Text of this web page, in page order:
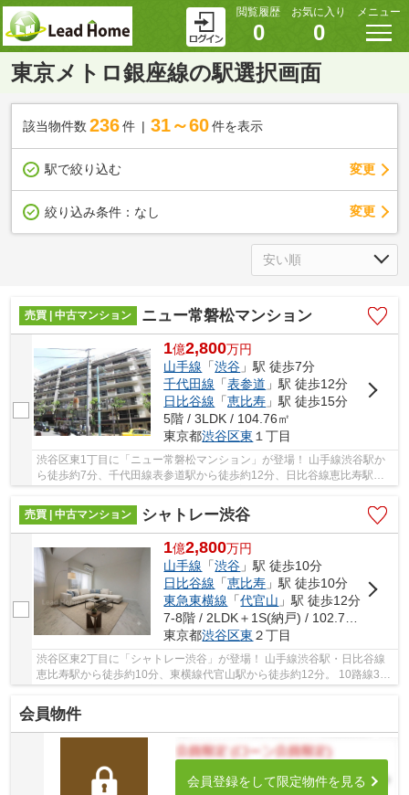
閲覧履歴
0
お気に入り
0
メニュー
東京メトロ銀座線の駅選択画面
該当物件数 236件 31～60 件を表示
駅で絞り込む 変更
絞り込み条件： なし 変更
売買 | 中古マンション ニュー常磐松マンション
1億2,800万円
山手線 「渋谷 」駅 徒歩7分
千代田線 「表参道 」駅 徒歩12分
日比谷線 「恵比寿 」駅 徒歩15分
5階 / 3LDK / 104.76㎡
東京都渋谷区東 １丁目
渋谷区東1丁目に「ニュー常磐松マンション」が登場！ 山手線渋谷駅か
ら徒歩約7分、千代田線表参道駅から徒歩約12分、日比谷線恵比寿駅か
売買 | 中古マンション
シャトレー渋谷
1億2,800万円
山手線 「渋谷 」駅 徒歩10分
日比谷線 「恵比寿 」駅 徒歩10分
東急東横線 「代官山 」駅 徒歩12分
東京都渋谷区東 ２丁目
渋谷区東2丁目に「シャトレー渋谷」が登場！ 山手線渋谷駅・日比谷線
恵比寿駅から徒歩約10分、東横線代官山駅から徒歩約12分。 10路線3駅
会員物件
会員登録をして限定物件を見る